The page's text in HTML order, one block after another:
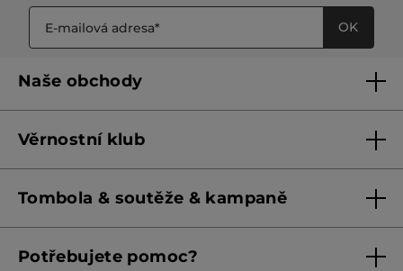
OK
Naše obchody
Franšízing
Věrnostní klub
Pravidla věrnostního klubu od 1. 6. 2026
Tombola & soutěže & kampaně
Podmínky aktuálních nabídek
Potřebujete pomoc?